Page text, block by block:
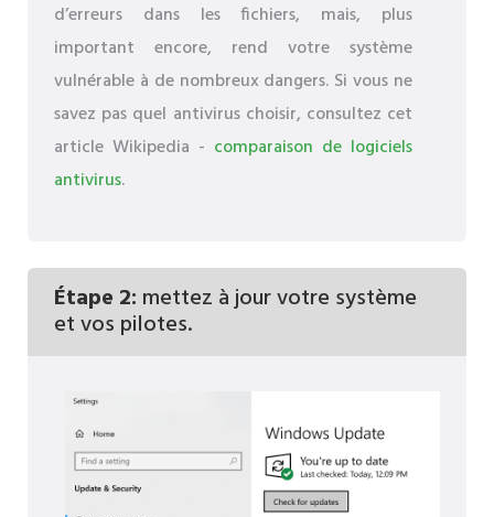
d’erreurs dans les fichiers, mais, plus
important encore, rend votre système
vulnérable à de nombreux dangers. Si vous ne
savez pas quel antivirus choisir, consultez cet
article Wikipedia - comparaison de logiciels
antivirus.
Étape 2: mettez à jour votre système
et vos pilotes.